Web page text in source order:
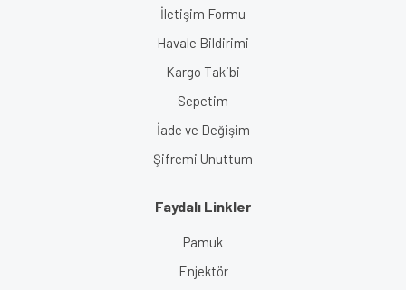
İletişim Formu
Havale Bildirimi
Kargo Takibi
Sepetim
İade ve Değişim
Şifremi Unuttum
Faydalı Linkler
Pamuk
Enjektör